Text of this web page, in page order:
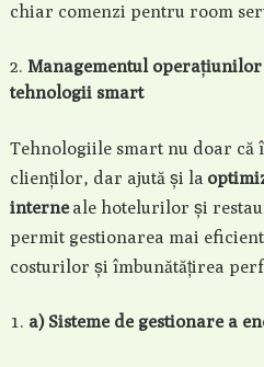
chiar comenzi pentru room
Managementul
tehnologii smart
Tehnologiile smart nu doar că
clienților, dar ajută și la
interneale hotelurilor și
permit gestionarea mai
costurilor și îmbunătățirea
a) Sisteme de gestionare a